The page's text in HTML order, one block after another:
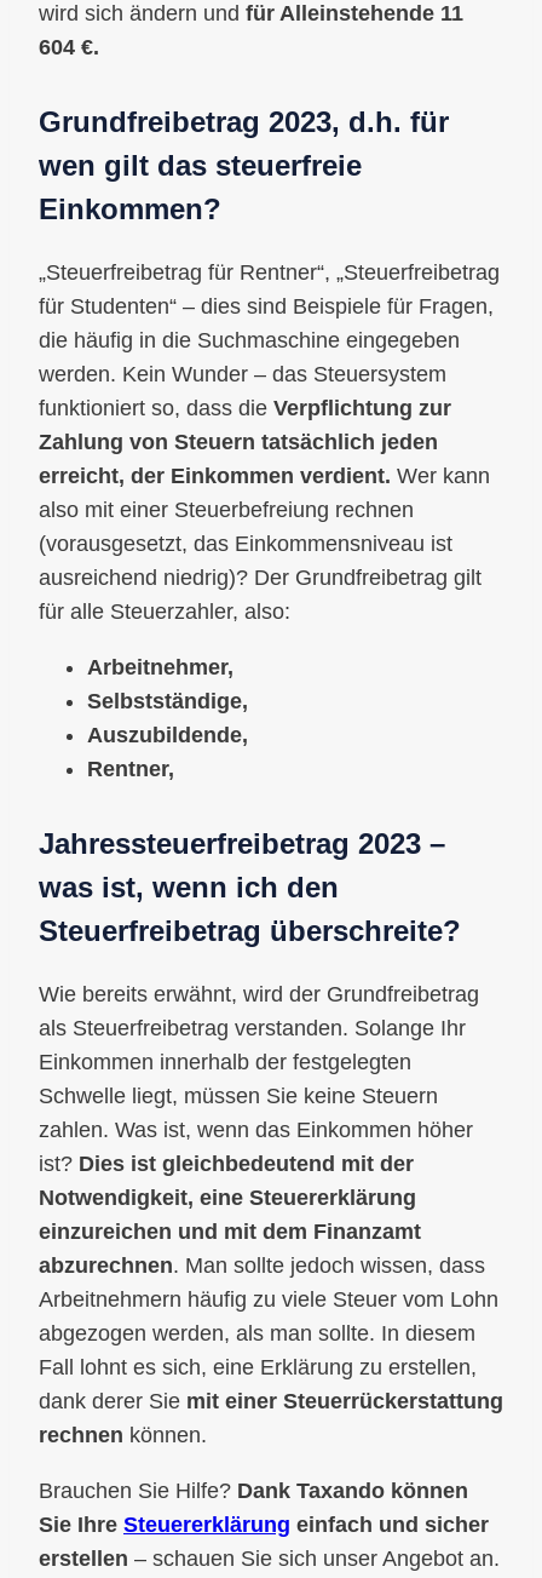
wird sich ändern und für Alleinstehende 11
604 €.
Grundfreibetrag 2023, d.h. für
wen gilt das steuerfreie
Einkommen?
„Steuerfreibetrag für Rentner“, „Steuerfreibetrag
für Studenten“ – dies sind Beispiele für Fragen,
die häufig in die Suchmaschine eingegeben
werden. Kein Wunder – das Steuersystem
funktioniert so, dass die Verpflichtung zur
Zahlung von Steuern tatsächlich jeden
erreicht, der Einkommen verdient. Wer kann
also mit einer Steuerbefreiung rechnen
(vorausgesetzt, das Einkommensniveau ist
ausreichend niedrig)? Der Grundfreibetrag gilt
für alle Steuerzahler, also:
Arbeitnehmer,
Selbstständige,
Auszubildende,
Rentner,
Jahressteuerfreibetrag 2023 –
was ist, wenn ich den
Steuerfreibetrag überschreite?
Wie bereits erwähnt, wird der Grundfreibetrag
als Steuerfreibetrag verstanden. Solange Ihr
Einkommen innerhalb der festgelegten
Schwelle liegt, müssen Sie keine Steuern
zahlen. Was ist, wenn das Einkommen höher
ist? Dies ist gleichbedeutend mit der
Notwendigkeit, eine Steuererklärung
einzureichen und mit dem Finanzamt
abzurechnen. Man sollte jedoch wissen, dass
Arbeitnehmern häufig zu viele Steuer vom Lohn
abgezogen werden, als man sollte. In diesem
Fall lohnt es sich, eine Erklärung zu erstellen,
dank derer Sie mit einer Steuerrückerstattung
rechnen können.
Brauchen Sie Hilfe? Dank Taxando können
Sie Ihre Steuererklärung einfach und sicher
erstellen – schauen Sie sich unser Angebot an.